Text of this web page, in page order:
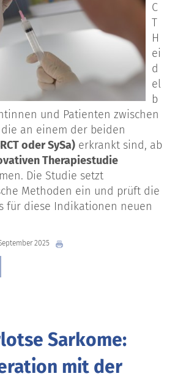
C
T
H
ei
d
el
b
und Patienten zwischen
die an einem der beiden
oder SySa) erkrankt sind, ab
Therapiestudie
Die Studie setzt
Methoden ein und prüft die
für diese Indikationen neuen
2025
Sarkome:
mit der